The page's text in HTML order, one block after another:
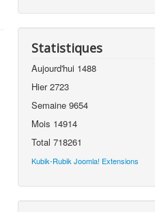
Statistiques
Aujourd'hui 1488
Hier2723
Semaine 9654
Mois 14914
Total 718261
Kubik-Rubik Joomla! Extensions